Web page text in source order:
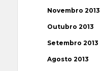
Novembro 2013
Outubro 2013
Setembro 2013
Agosto 2013